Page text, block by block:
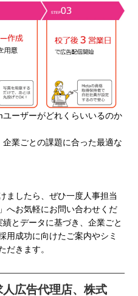
ユーザーがどれくらいいるのか
企業ごとの課題に合った最適な
ましたら、ぜひ一度人事担当
へお気軽にお問い合わせくだ
とデータに基づき、企業ごと
用成功に向けたご案内やシミ
だきます。
広告代理店、株式